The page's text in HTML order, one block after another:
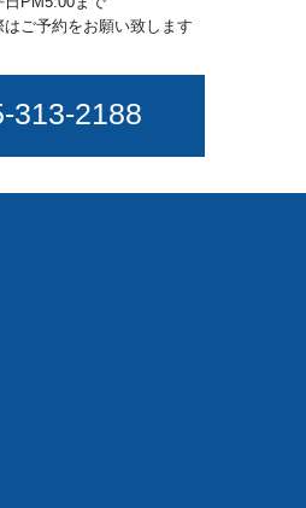
ご予約をお願い致します
313-2188